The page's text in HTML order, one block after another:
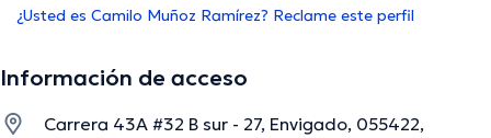
¿Usted es Camilo Muñoz Ramírez? Reclame este perfil
Información de acceso
Carrera 43A #32 B sur - 27, Envigado, 055422,